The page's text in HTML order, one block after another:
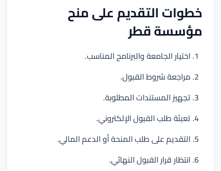
خطوات التقديم على منح
مؤسسة قطر
اختيار الجامعة والبرنامج المناسب.
مراجعة شروط القبول.
تجهيز المستندات المطلوبة.
تعبئة طلب القبول الإلكتروني.
التقديم على طلب المنحة أو الدعم المالي.
انتظار قرار القبول النهائي.